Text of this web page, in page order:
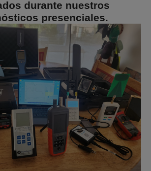
durante nuestros
presenciales.